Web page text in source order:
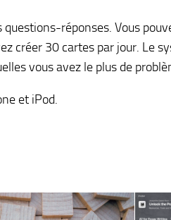
réponses. Vous
créer 30 cartes par jour. Le
vous avez le plus de
et iPod.